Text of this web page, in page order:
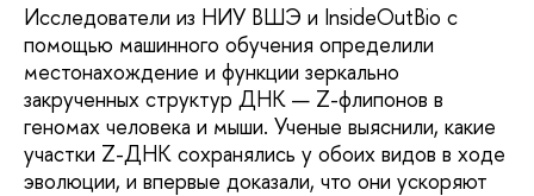
Исследователи из НИУ ВШЭ и InsideOutBio с
помощью машинного обучения определили
местонахождение и функции зеркально
закрученных структур ДНК — Z-флипонов в
геномах человека и мыши. Ученые выяснили, какие
участки Z-ДНК сохранялись у обоих видов в ходе
эволюции, и впервые доказали, что они ускоряют